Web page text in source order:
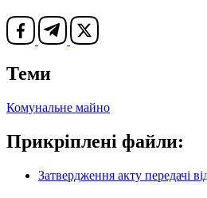
Теми
Комунальне майно
Прикріплені файли:
Затвердження акту передачі